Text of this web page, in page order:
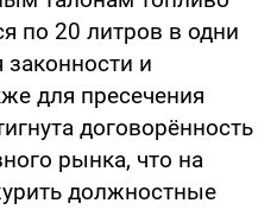
по 20 литров в одни
и
для пресечения
договорённость
рынка, что на
должностные